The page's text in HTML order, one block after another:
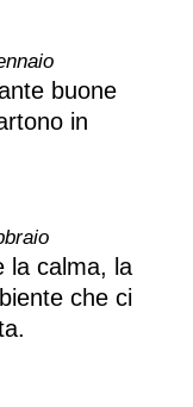
buone
in
la calma, la
che ci